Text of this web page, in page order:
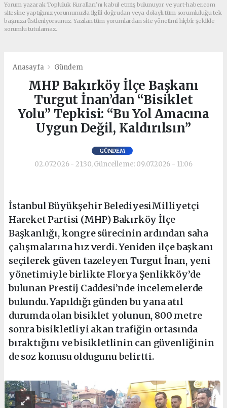
Yorum yazarak Topluluk Kuralları’nı kabul etmiş bulunuyor ve yurt-haber.com
sitesine yaptığınız yorumunuzla ilgili doğrudan veya dolaylı tüm sorumluluğu tek
başınıza üstleniyorsunuz. Yazılan tüm yorumlardan site yönetimi hiçbir şekilde
sorumlu tutulamaz.
Anasayfa Gündem
MHP Bakırköy İlçe Başkanı
Turgut İnan’dan “Bisiklet
Yolu” Tepkisi: “Bu Yol Amacına
Uygun Değil, Kaldırılsın”
GÜNDEM
02.07.2026 - 21:30, Güncelleme: 09.07.2026 - 11:06
İstanbul Büyükşehir BelediyesiMilliyetçi
Hareket Partisi (MHP) Bakırköy İlçe
Başkanlığı, kongre sürecinin ardından saha
çalışmalarına hız verdi. Yeniden ilçe başkanı
seçilerek güven tazeleyen Turgut İnan, yeni
yönetimiyle birlikte Florya Şenlikköy’de
bulunan Prestij Caddesi’nde incelemelerde
bulundu. Yapıldığı günden bu yana atıl
durumda olan bisiklet yolunun, 800 metre
sonra bisikletliyi akan trafiğin ortasında
bıraktığını ve bisikletlinin can güvenliğinin
de soz konusu oldugunu belirtti.